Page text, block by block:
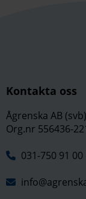
Kontakta oss
Ågrenska AB (svb)
Org.nr 556436-
031-750 91 00